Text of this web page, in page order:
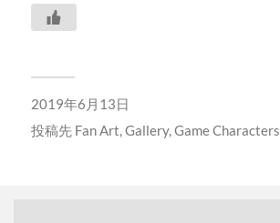
2019年6月13日
投稿先 Fan Art,Gallery,Game Characters